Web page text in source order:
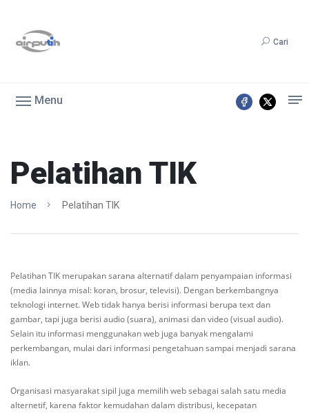
Cari
Menu
Pelatihan TIK
Home Pelatihan TIK
Pelatihan TIK merupakan sarana alternatif dalam penyampaian informasi
(media lainnya misal: koran, brosur, televisi). Dengan berkembangnya
teknologi internet. Web tidak hanya berisi informasi berupa text dan
gambar, tapi juga berisi audio (suara), animasi dan video (visual audio).
Selain itu informasi menggunakan web juga banyak mengalami
perkembangan, mulai dari informasi pengetahuan sampai menjadi sarana
iklan.
Organisasi masyarakat sipil juga memilih web sebagai salah satu media
alternetif, karena faktor kemudahan dalam distribusi, kecepatan